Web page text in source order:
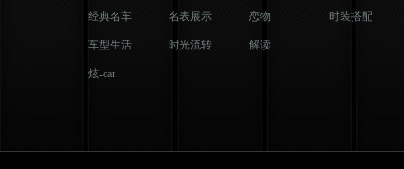
经典名车
车型生活
炫-car
名表展示
时光流转
恋物
解读
时装搭配